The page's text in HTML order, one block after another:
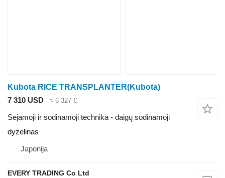
Kubota RICE TRANSPLANTER(Kubota)
7 310 USD
≈ 6 327 €
Sėjamoji ir sodinamoji technika - daigų sodinamoji
dyzelinas
Japonija
EVERY TRADING Co Ltd